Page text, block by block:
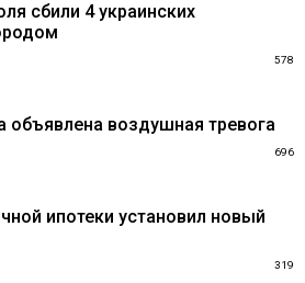
сбили 4 украинских
578
объявлена воздушная тревога
696
ипотеки установил новый
319